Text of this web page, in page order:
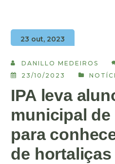
23 out, 2023
DANILLO MEDEIROS
23/10/2023
IPA leva
municipal
para
de hortaliças